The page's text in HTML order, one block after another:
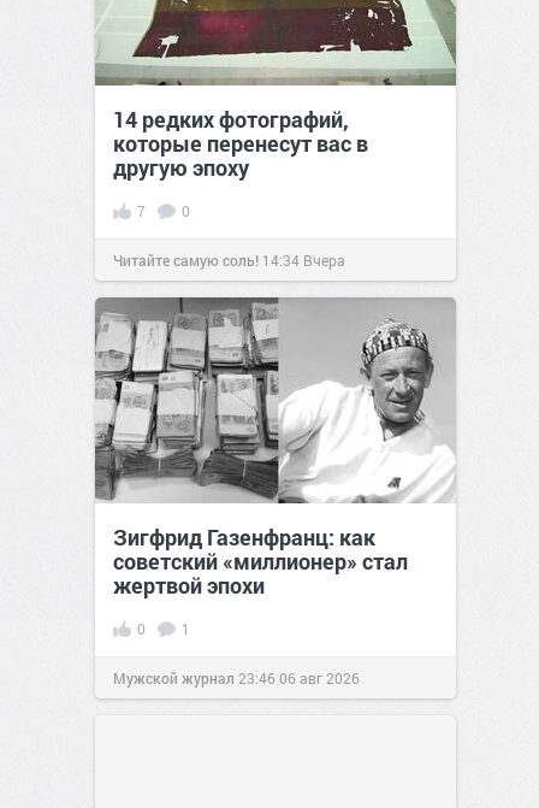
14 редких фотографий,
которые перенесут вас в
другую эпоху
7 0
Читайте самую соль! 14:34 Вчера
Зигфрид Газенфранц: как
советский «миллионер» стал
жертвой эпохи
0 1
Мужской журнал 23:4606 авг 2026